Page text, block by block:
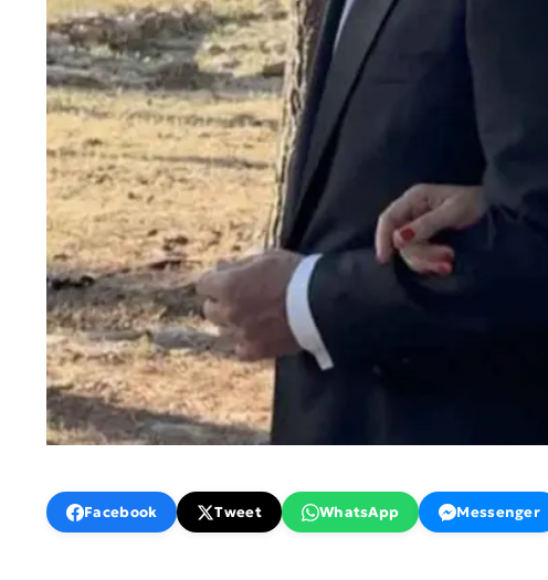
Facebook Tweet WhatsApp Messenger